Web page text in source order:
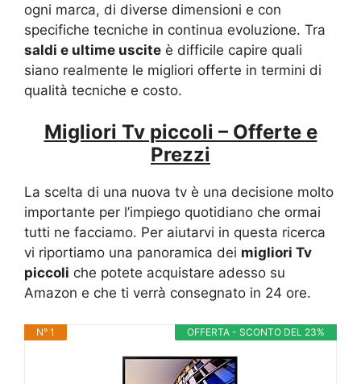
ogni marca, di diverse dimensioni e con
specifiche tecniche in continua evoluzione. Tra
saldi e ultime uscite è difficile capire quali
siano realmente le migliori offerte in termini di
qualità tecniche e costo.
Migliori Tv piccoli – Offerte e
Prezzi
La scelta di una nuova tv è una decisione molto
importante per l’impiego quotidiano che ormai
tutti ne facciamo. Per aiutarvi in questa ricerca
vi riportiamo una panoramica dei migliori Tv
piccoli che potete acquistare adesso su
Amazon e che ti verrà consegnato in 24 ore.
OFFERTA - SCONTO DEL 23%
N° 1